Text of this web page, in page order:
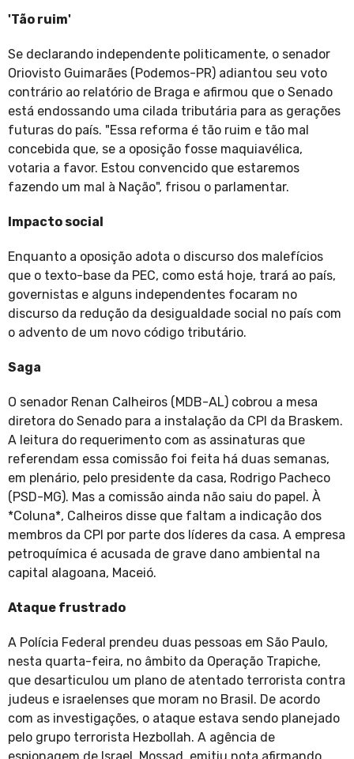
'Tão ruim'
Se declarando independente politicamente, o senador
Oriovisto Guimarães (Podemos-PR) adiantou seu voto
contrário ao relatório de Braga e afirmou que o Senado
está endossando uma cilada tributária para as gerações
futuras do país. "Essa reforma é tão ruim e tão mal
concebida que, se a oposição fosse maquiavélica,
votaria a favor. Estou convencido que estaremos
fazendo um mal à Nação", frisou o parlamentar.
Impacto social
Enquanto a oposição adota o discurso dos malefícios
que o texto-base da PEC, como está hoje, trará ao país,
governistas e alguns independentes focaram no
discurso da redução da desigualdade social no país com
o advento de um novo código tributário.
Saga
O senador Renan Calheiros (MDB-AL) cobrou a mesa
diretora do Senado para a instalação da CPI da Braskem.
A leitura do requerimento com as assinaturas que
referendam essa comissão foi feita há duas semanas,
em plenário, pelo presidente da casa, Rodrigo Pacheco
(PSD-MG). Mas a comissão ainda não saiu do papel. À
*Coluna*, Calheiros disse que faltam a indicação dos
membros da CPI por parte dos líderes da casa. A empresa
petroquímica é acusada de grave dano ambiental na
capital alagoana, Maceió.
Ataque frustrado
A Polícia Federal prendeu duas pessoas em São Paulo,
nesta quarta-feira, no âmbito da Operação Trapiche,
que desarticulou um plano de atentado terrorista contra
judeus e israelenses que moram no Brasil. De acordo
com as investigações, o ataque estava sendo planejado
pelo grupo terrorista Hezbollah. A agência de